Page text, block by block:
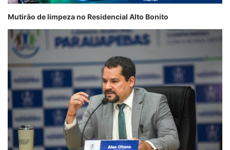
Mutirão delimpeza no Residencial Alto Bonito